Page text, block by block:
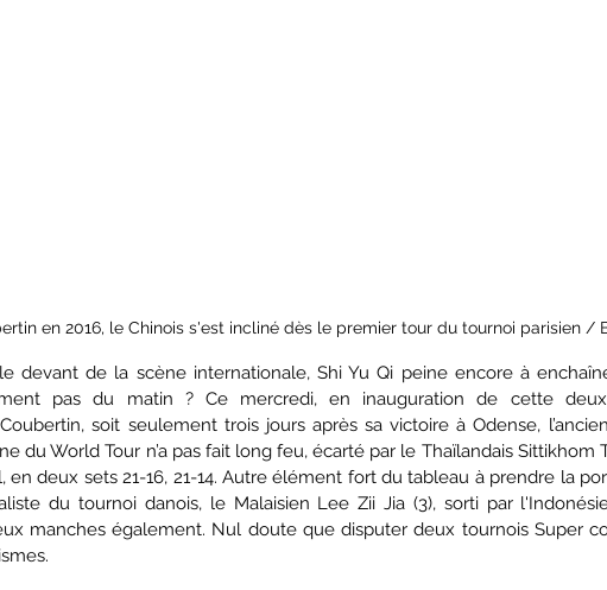
en 2016, le Chinois s'est incliné dès le premier tour du tournoi parisien /
devant de la scène internationale, Shi Yu Qi peine encore à
pas du matin ? Ce mercredi, en inauguration de cette
soit seulement trois jours après sa victoire à Odense,
du World Tour n’a pas fait long feu, écarté par le Thaïlandais Sittikhom
en deux sets 21-16, 21-14. Autre élément fort du tableau à prendre la
du tournoi danois, le Malaisien Lee Zii Jia (3), sorti par
manches également. Nul doute que disputer deux tournois Super